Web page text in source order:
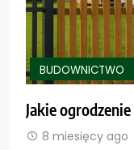
BUDOWNICTWO
Jakie
8 miesięcy ago